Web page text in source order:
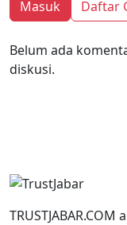
Masuk
Daftar
Belum ada
diskusi.